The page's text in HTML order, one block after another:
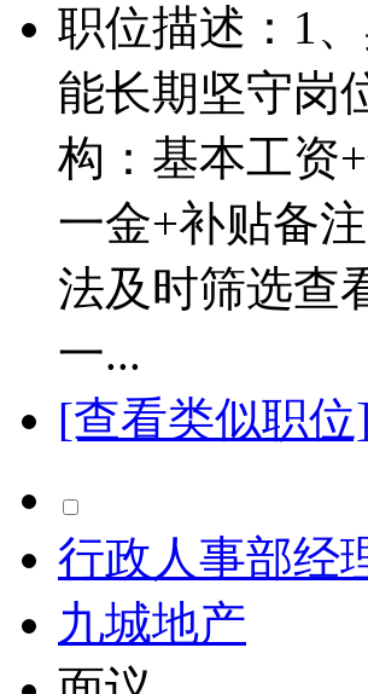
职位描述：1
能长期坚守岗
构：基本工资
一金+补贴备
法及时筛选查
一...
[查看类似职位]
行政人事部经
九城地产